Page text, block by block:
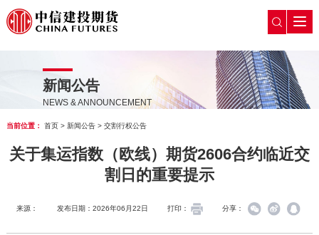
新闻公告
NEWS & ANNOUNCEMENT
当前位置： 首页> 新闻公告> 交割行权公告
关于集运指数（欧线）期货2606合约临近交
割日的重要提示
来源： 发布日期：2026年06月22日 打印： 分享：